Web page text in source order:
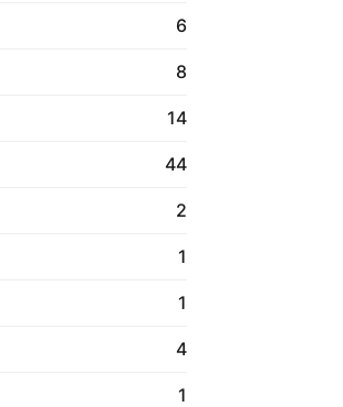
6
8
14
44
2
1
1
4
1